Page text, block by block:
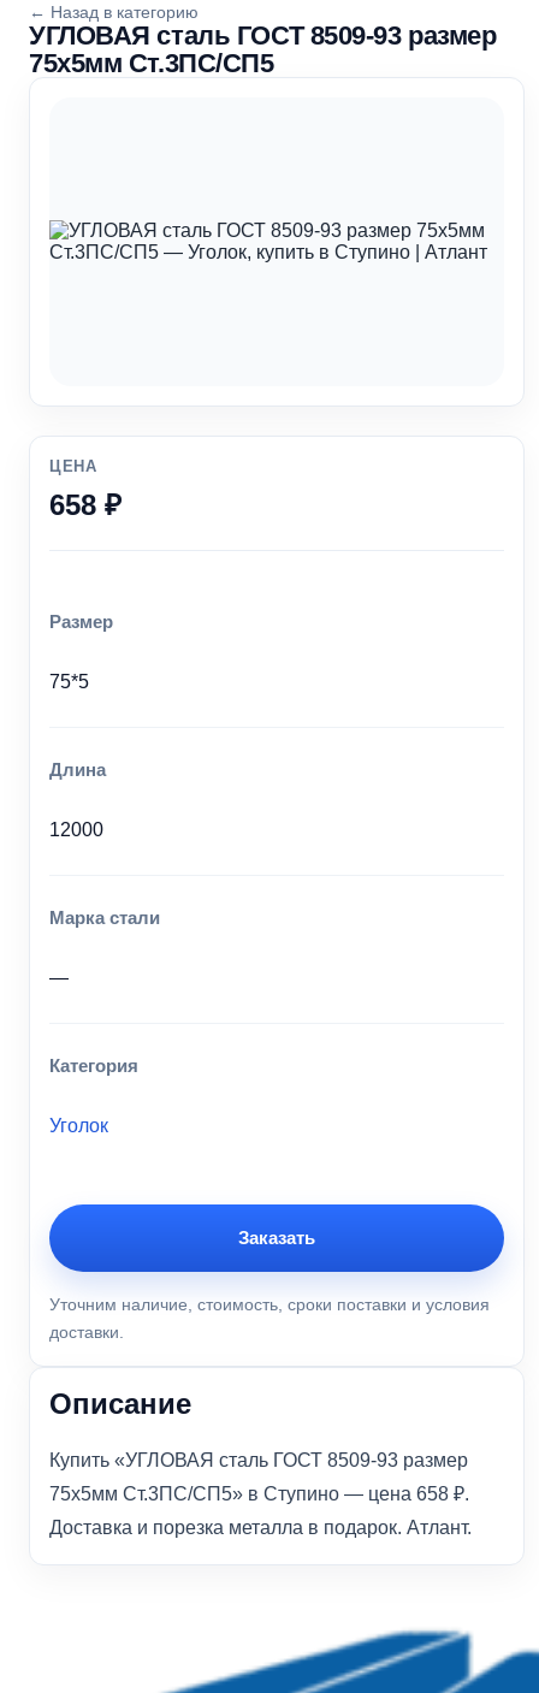
← Назад в категорию
УГЛОВАЯ сталь ГОСТ 8509-93 размер
75х5мм Ст.3ПС/СП5
ЦЕНА
658 ₽
Размер
75*5
Длина
12000
Марка стали
—
Категория
Уголок
Заказать
Уточним наличие, стоимость, сроки поставки и условия
доставки.
Описание
Купить «УГЛОВАЯ сталь ГОСТ 8509-93 размер
75х5мм Ст.3ПС/СП5» в Ступино — цена 658 ₽.
Доставка и порезка металла в подарок. Атлант.